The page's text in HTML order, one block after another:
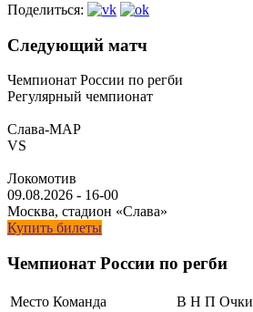
Поделиться:
Следующий матч
Чемпионат России по регби
Регулярный чемпионат
Слава-МАР
VS
Локомотив
09.08.2026 - 16-00
Москва, стадион «Слава»
Купить билеты
Чемпионат России по регби
Место Команда В Н П Очки